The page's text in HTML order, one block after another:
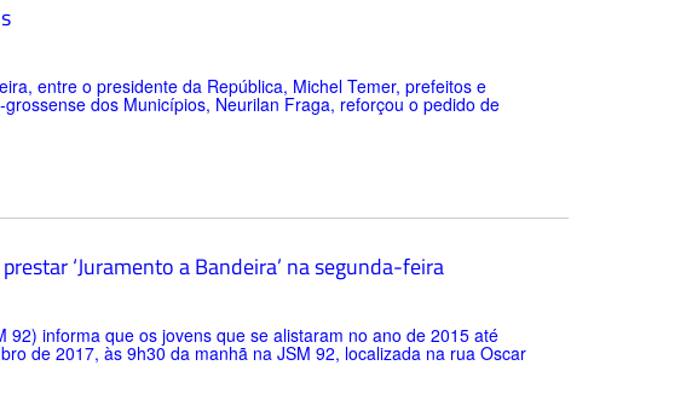
entre o presidente da República, Michel Temer, prefeitos e
dos Municípios, Neurilan Fraga, reforçou o pedido de
‘Juramento a Bandeira’ na segunda-feira
informa que os jovens que se alistaram no ano de 2015 até
de 2017, às 9h30 da manhã na JSM 92, localizada na rua Oscar